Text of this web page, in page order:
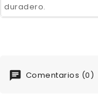
duradero.
Comentarios (0)